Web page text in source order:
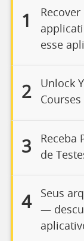
1
esse
2
Unlock
Courses
3
Receba
de
4
Seus
—